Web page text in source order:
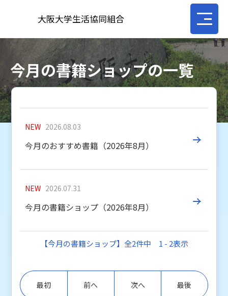
大阪大学生活協同組合
今月の書籍ショップの一覧
NEW 2026.08.03
今月のおすすめ書籍（2026年8月）
NEW 2026.07.31
今月の書籍ショップ（2026年8月）
【今月の書籍ショップ】全2件中 1 - 2表示
最初 前へ 次へ 最後